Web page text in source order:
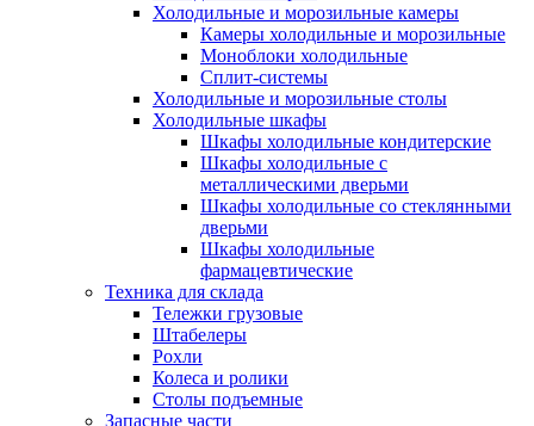
Холодильные и морозильные камеры
Камеры холодильные и морозильные
Моноблоки холодильные
Сплит-системы
Холодильные и морозильные столы
Холодильные шкафы
Шкафы холодильные кондитерские
Шкафы холодильные с
металлическими дверьми
Шкафы холодильные со стеклянными
дверьми
Шкафы холодильные
фармацевтические
Техника для склада
Тележки грузовые
Штабелеры
Рохли
Колеса и ролики
Столы подъемные
Запасные части